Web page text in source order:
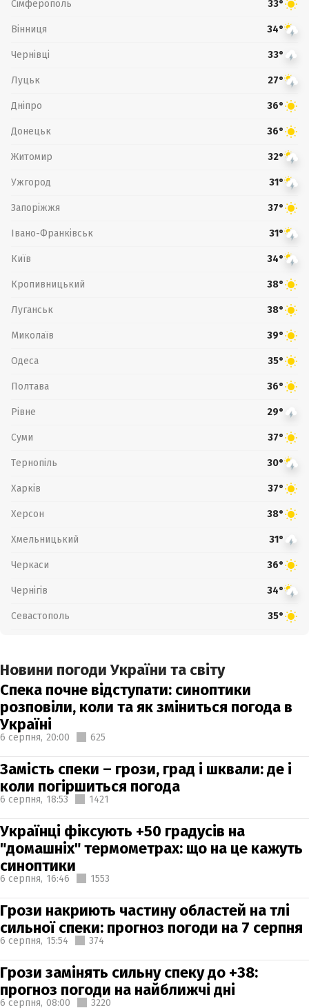
Сімферополь 33°
Вінниця 34°
Чернівці 33°
Луцьк 27°
Дніпро 36°
Донецьк 36°
Житомир 32°
Ужгород 31°
Запоріжжя 37°
Івано-Франківськ 31°
Київ 34°
Кропивницький 38°
Луганськ 38°
Миколаїв 39°
Одеса 35°
Полтава 36°
Рівне 29°
Суми 37°
Тернопіль 30°
Харків 37°
Херсон 38°
Хмельницький 31°
Черкаси 36°
Чернігів 34°
Севастополь 35°
Новини погоди України та світу
Спека почне відступати: синоптики
розповіли, коли та як зміниться погода в
Україні
6 серпня, 20:00 625
Замість спеки – грози, град і шквали: де і
коли погіршиться погода
6 серпня, 18:53 1421
Українці фіксують +50 градусів на
"домашніх" термометрах: що на це кажуть
синоптики
6 серпня, 16:46 1553
Грози накриють частину областей на тлі
сильної спеки: прогноз погоди на 7 серпня
6 серпня, 15:54 374
Грози замінять сильну спеку до +38:
прогноз погоди на найближчі дні
6 серпня, 08:00 3220